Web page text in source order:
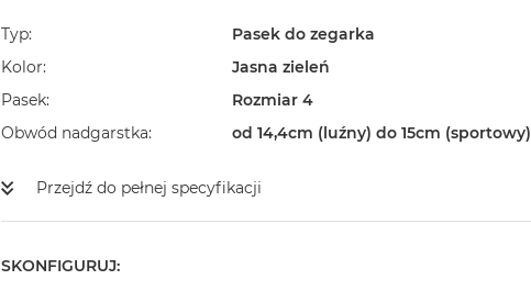
Typ
Pasek do zegarka
Kolor
Jasna zieleń
Pasek
Rozmiar 4
Obwód nadgarstka
od 14,4cm (luźny) do 15cm (sportowy)
Przejdź do pełnej specyfikacji
SKONFIGURUJ: